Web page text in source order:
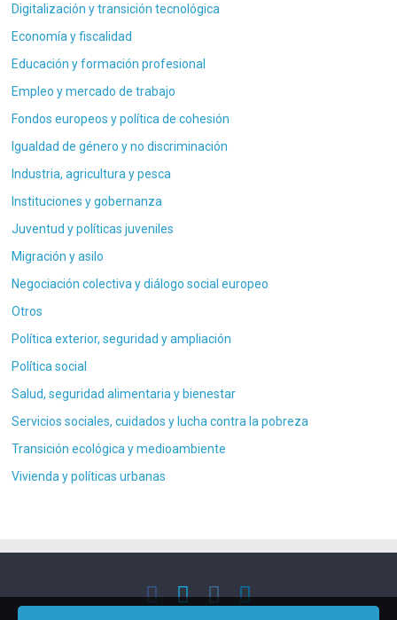
Digitalización y transición tecnológica
Economía y fiscalidad
Educación y formación profesional
Empleo y mercado de trabajo
Fondos europeos y política de cohesión
Igualdad de género y no discriminación
Industria, agricultura y pesca
Instituciones y gobernanza
Juventud y políticas juveniles
Migración y asilo
Negociación colectiva y diálogo social europeo
Otros
Política exterior, seguridad y ampliación
Política social
Salud, seguridad alimentaria y bienestar
Servicios sociales, cuidados y lucha contra la pobreza
Transición ecológica y medioambiente
Vivienda y políticas urbanas